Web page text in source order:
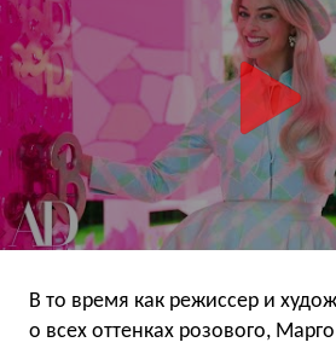
В то время как режиссер и
о всех оттенках розового,